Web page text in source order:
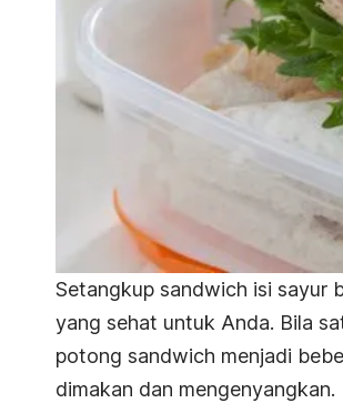
Setangkup sandwich isi sayur
yang sehat untuk Anda. Bila
potong sandwich menjadi
dimakan dan mengenyangkan.